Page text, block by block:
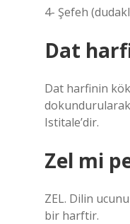
4- Şefeh
Dat
Dat harfinin
dokundurularak
Istitale’dir.
Zel mi
ZEL. Dilin
bir harftir.